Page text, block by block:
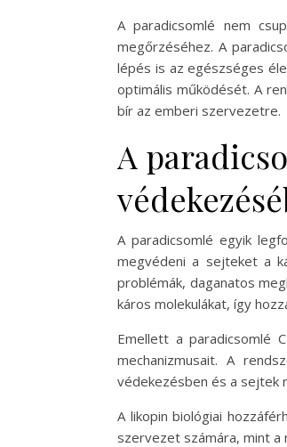
A paradicsomlé nem
megőrzéséhez. A
lépés is az egészséges
optimális működését. A
bír az emberi szervezetre.
A
A paradicsomlé egyik
megvédeni a sejteket a
problémák, daganatos
káros molekulákat, így
Emellett a paradicsomlé
mechanizmusait. A
védekezésben és a sejtek
A likopin biológiai
szervezet számára, mint a